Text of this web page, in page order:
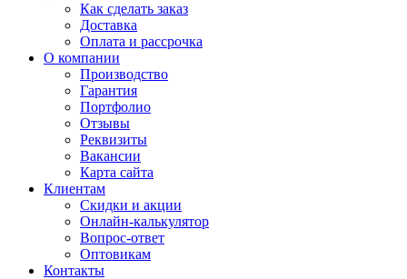
Как сделать заказ
Доставка
Оплата и рассрочка
О компании
Производство
Гарантия
Портфолио
Отзывы
Реквизиты
Вакансии
Карта сайта
Клиентам
Скидки и акции
Онлайн-калькулятор
Вопрос-ответ
Оптовикам
Контакты